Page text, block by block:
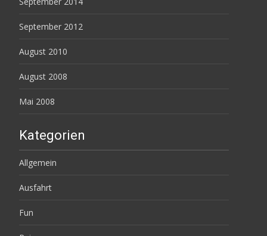
September 2012
August 2010
August 2008
Mai 2008
Kategorien
Allgemein
Ausfahrt
Fun